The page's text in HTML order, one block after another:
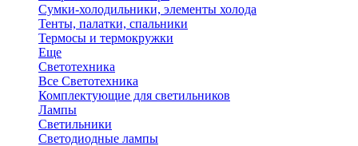
Сумки-холодильники, элементы холода
Тенты, палатки, спальники
Термосы и термокружки
Еще
Светотехника
Все Светотехника
Комплектующие для светильников
Лампы
Светильники
Светодиодные лампы